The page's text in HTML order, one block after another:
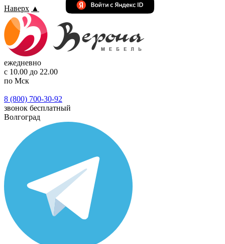
Наверх ▲
ежедневно
с 10.00 до 22.00
по Мск
8 (800) 700-30-92
звонок бесплатный
Волгоград